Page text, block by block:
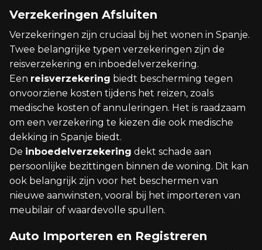
Verzekeringen Afsluiten
Verzekeringen zijn cruciaal bij het wonen in Spanje.
Twee belangrijke typen verzekeringen zijn de
reisverzekering en inboedelverzekering.
Een reisverzekering biedt bescherming tegen
onvoorziene kosten tijdens het reizen, zoals
medische kosten of annuleringen. Het is raadzaam
om een verzekering te kiezen die ook medische
dekking in Spanje biedt.
De inboedelverzekering dekt schade aan
persoonlijke bezittingen binnen de woning. Dit kan
ook belangrijk zijn voor het beschermen van
nieuwe aanwinsten, vooral bij het importeren van
meubilair of waardevolle spullen.
Auto Importeren en Registreren